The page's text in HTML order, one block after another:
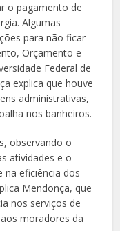
o pagamento de
Algumas
para não ficar
Orçamento e
Federal de
explica que houve
administrativas,
nos banheiros.
observando o
atividades e o
eficiência dos
Mendonça, que
nos serviços de
moradores da